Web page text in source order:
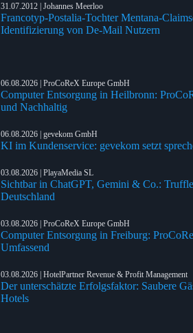
31.07.2012 | Johannes Meerloo
Francotyp-Postalia-Tochter Mentana-
Identifizierung von De-Mail Nutzern
06.08.2026 | ProCoReX Europe GmbH
Computer Entsorgung in Heilbronn:
und Nachhaltig
06.08.2026 | gevekom GmbH
KI im Kundenservice: gevekom setzt
03.08.2026 | PlayaMedia SL
Sichtbar in ChatGPT, Gemini & Co.:
Deutschland
03.08.2026 | ProCoReX Europe GmbH
Computer Entsorgung in Freiburg:
Umfassend
03.08.2026 | HotelPartner Revenue & Profit Management
Der unterschätzte Erfolgsfaktor: Saubere
Hotels